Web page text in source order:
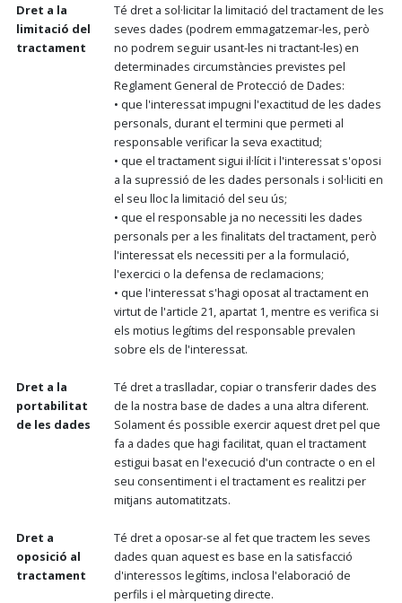
Dret a la
limitació del
tractament
Té dret a sol·licitar la limitació del tractament de les
seves dades (podrem emmagatzemar-les, però
no podrem seguir usant-les ni tractant-les) en
determinades circumstàncies previstes pel
Reglament General de Protecció de Dades:
• que l'interessat impugni l'exactitud de les dades
personals, durant el termini que permeti al
responsable verificar la seva exactitud;
• que el tractament sigui il·lícit i l'interessat s'oposi
a la supressió de les dades personals i sol·liciti en
el seu lloc la limitació del seu ús;
• que el responsable ja no necessiti les dades
personals per a les finalitats del tractament, però
l'interessat els necessiti per a la formulació,
l'exercici o la defensa de reclamacions;
• que l'interessat s'hagi oposat al tractament en
virtut de l'article 21, apartat 1, mentre es verifica si
els motius legítims del responsable prevalen
sobre els de l'interessat.
Dret a la
portabilitat
de les dades
Té dret a traslladar, copiar o transferir dades des
de la nostra base de dades a una altra diferent.
Solament és possible exercir aquest dret pel que
fa a dades que hagi facilitat, quan el tractament
estigui basat en l'execució d'un contracte o en el
seu consentiment i el tractament es realitzi per
mitjans automatitzats.
Dret a
oposició al
tractament
Té dret a oposar-se al fet que tractem les seves
dades quan aquest es base en la satisfacció
d'interessos legítims, inclosa l'elaboració de
perfils i el màrqueting directe.